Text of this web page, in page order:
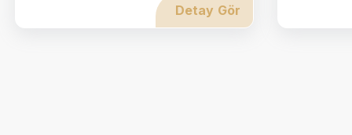
Detay Gör